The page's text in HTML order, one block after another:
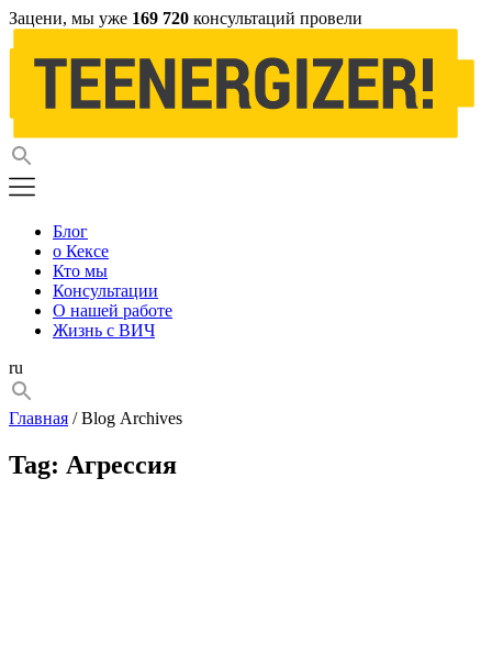
Зацени, мы уже 169 720 консультаций провели
Блог
о Кексе
Кто мы
Консультации
О нашей работе
Жизнь с ВИЧ
ru
Главная / Blog Archives
Tag: Агрессия